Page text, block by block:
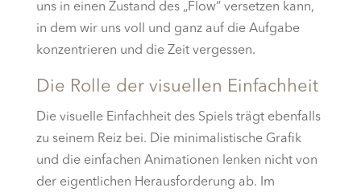
uns in einen Zustand des „Flow“ versetzen kann,
in dem wir uns voll und ganz auf die Aufgabe
konzentrieren und die Zeit vergessen.
Die Rolle der visuellen Einfachheit
Die visuelle Einfachheit des Spiels trägt ebenfalls
zu seinem Reiz bei. Die minimalistische Grafik
und die einfachen Animationen lenken nicht von
der eigentlichen Herausforderung ab. Im